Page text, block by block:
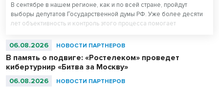
В сентябре в нашем регионе, как и по всей стране, пройдут
выборы депутатов Государственной думы РФ. Уже более десяти
лет объективность и контроль этого процесса помогает
избирательных участках.
06.08.2026 НОВОСТИ ПАРТНЕРОВ
В память о подвиге: «Ростелеком» проведет
кибертурнир «Битва за Москву»
06.08.2026 НОВОСТИ ПАРТНЕРОВ